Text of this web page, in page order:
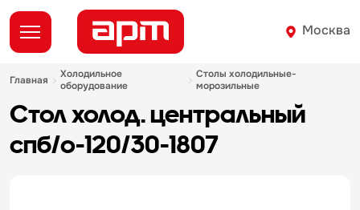
Москва
главная
холодильное
оборудование
столы холодильные-
морозильные
стол холод. центральный
спб/о-120/30-1807